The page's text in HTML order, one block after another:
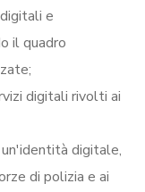
e
il quadro
digitali rivolti ai
digitale,
di polizia e ai